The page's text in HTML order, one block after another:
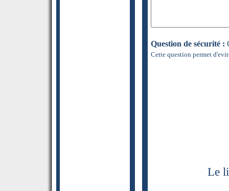
Question de sécurité :
Cette question permet
Le